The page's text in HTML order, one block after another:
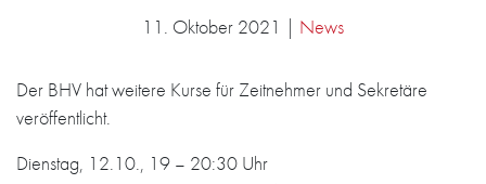
11. Oktober 2021 | News
Der BHV hat weitere Kurse für Zeitnehmer und Sekretäre
veröffentlicht.
Dienstag, 12.10., 19 – 20:30 Uhr